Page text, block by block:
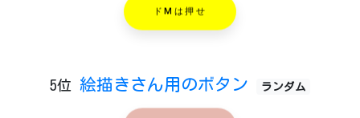
ドMは押せ
5位 絵描きさん用のボタン ランダム